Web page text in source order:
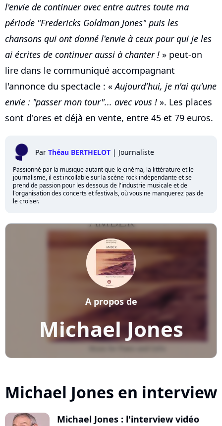
l'envie de continuer avec entre autres toute ma
période "Fredericks Goldman Jones" puis les
chansons qui ont donné l'envie à ceux pour qui je les
ai écrites de continuer aussi à chanter ! » peut-on
lire dans le communiqué accompagnant
l'annonce du spectacle : «Aujourd'hui, je n'ai qu'une
envie : "passer mon tour"... avec vous ! ». Les places
sont d'ores et déjà en vente, entre 45 et 79 euros.
Par Théau BERTHELOT | Journaliste
Passionné par la musique autant que le cinéma, la littérature et le
journalisme, il est incollable sur la scène rock indépendante et se
prend de passion pour les dessous de l'industrie musicale et de
l'organisation des concerts et festivals, où vous ne manquerez pas de
le croiser.
Michael Jones
A propos de
Michael Jones en interview
Michael Jones : l'interview vidéo